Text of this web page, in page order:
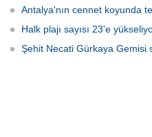
Antalya'nın cennet koyunda
Halk plajı sayısı 23'e
Şehit Necati Gürkaya Gemisi